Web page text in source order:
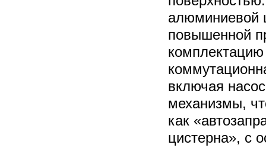
алюминиевой
повышенной
включая
механизмы,
как
цистерна», с